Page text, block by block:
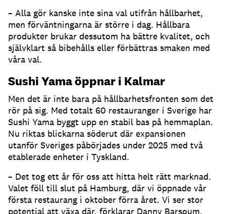
– Alla gör kanske inte sina val utifrån hållbarhet,
men förväntningarna är större i dag. Hållbara
produkter brukar dessutom ha bättre kvalitet, och
självklart så bibehålls eller förbättras smaken med
våra val.
Sushi Yama öppnar i Kalmar
Men det är inte bara på hållbarhetsfronten som det
rör på sig. Med totalt 60 restauranger i Sverige har
Sushi Yama byggt upp en stabil bas på hemmaplan.
Nu riktas blickarna söderut där expansionen
utanför Sveriges påbörjades under 2025 med två
etablerade enheter i Tyskland.
– Det tog ett år för oss att hitta helt rätt marknad.
Valet föll till slut på Hamburg, där vi öppnade vår
första restaurang i oktober förra året. Vi ser stor
potential att växa där, förklarar Danny Barsoum.